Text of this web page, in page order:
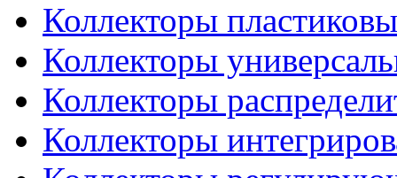
Коллекторы
Коллекторы
Коллекторы
Коллекторы